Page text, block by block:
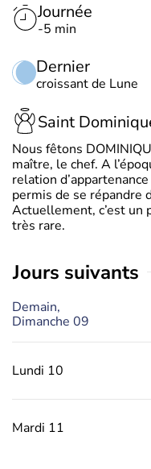
Journée
-5 min
Dernier
croissant de Lune
Saint
Nous fêtons
maître, le chef. A
relation
permis de se répandre
Actuellement, c’est un
très rare.
jours suivants
Demain,
Dimanche 09
Lundi 10
Mardi 11